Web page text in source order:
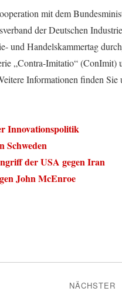
mit dem
der Deutschen
und Handelskammertag
„Contra-Imitatio“ (ConImit)
Informationen finden Sie
Innovationspolitik
Schweden
der USA gegen Iran
John McEnroe
NÄCHSTER